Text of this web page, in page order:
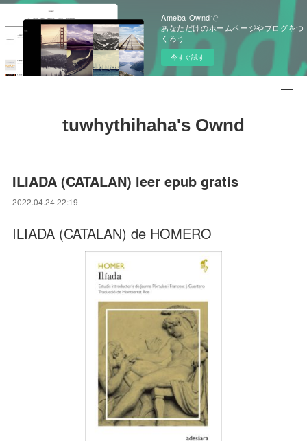
Ameba Owndで
あなただけのホームページやブログをつ
くろう
今すぐ試す
tuwhythihaha's Ownd
ILIADA (CATALAN) leer epub gratis
2022.04.24 22:19
ILIADA (CATALAN) de HOMERO